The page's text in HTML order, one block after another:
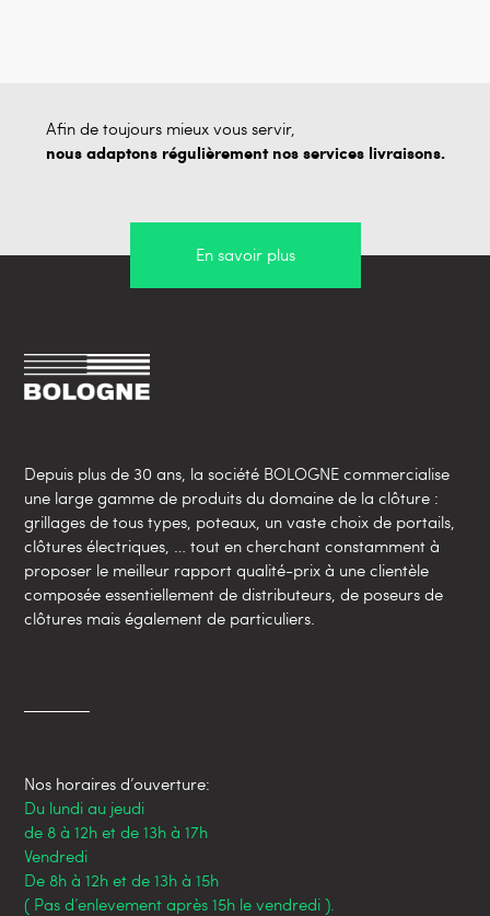
Afin de toujours mieux vous servir,
nous adaptons régulièrement nos services livraisons.
En savoir plus
Depuis plus de 30 ans, la société BOLOGNE commercialise
une large gamme de produits du domaine de la clôture :
grillages de tous types, poteaux, un vaste choix de portails,
clôtures électriques, … tout en cherchant constamment à
proposer le meilleur rapport qualité-prix à une clientèle
composée essentiellement de distributeurs, de poseurs de
clôtures mais également de particuliers.
Nos horaires d’ouverture:
Du lundi au jeudi
de 8 à 12h et de 13h à 17h
Vendredi
De 8h à 12h et de 13h à 15h
( Pas d’enlevement après 15h le vendredi ).